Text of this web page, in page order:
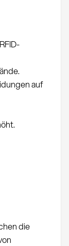
auf
die